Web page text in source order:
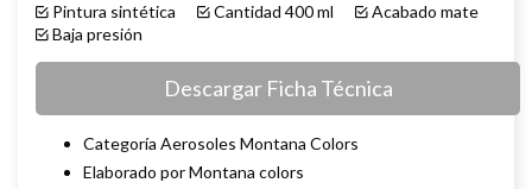
Pintura sintética
Cantidad 400 ml
Acabado mate
Baja presión
Descargar Ficha Técnica
Categoría Aerosoles Montana Colors
Elaborado por Montana colors